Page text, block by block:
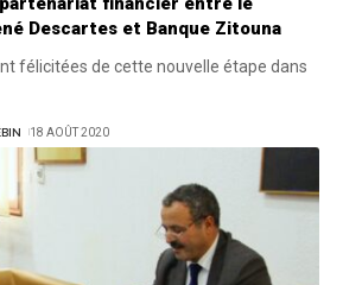
Descartes et Banque Zitouna
félicitées de cette nouvelle étape dans
18 AOÛT 2020